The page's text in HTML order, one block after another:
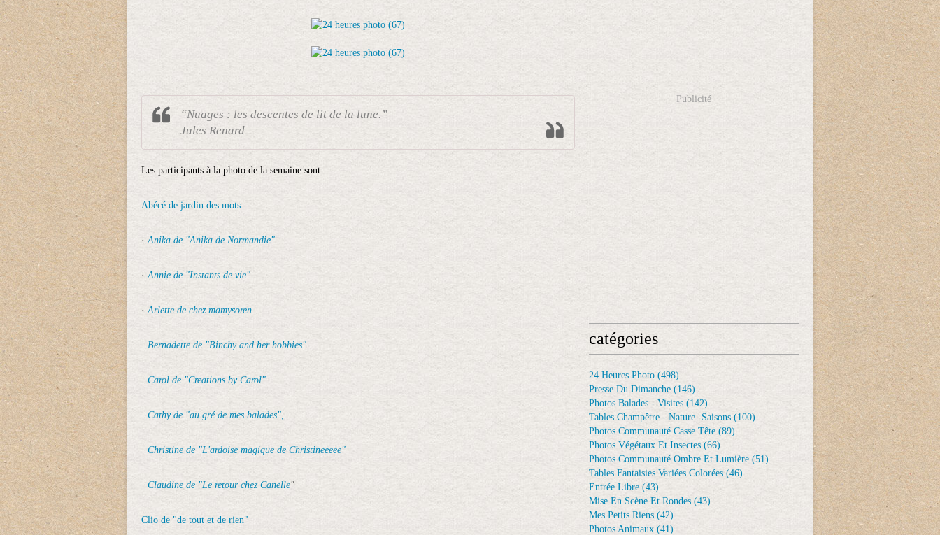
“Nuages : les descentes de lit de la lune.”
Jules Renard
Les participants à la photo de la semaine sont :
Abécé de jardin des mots
·Anika de "Anika de Normandie"
·Annie de "Instants de vie"
·Arlette de chez mamysoren
· Bernadette de "Binchy and her hobbies"
· Carol de "Creations by Carol"
· Cathy de "au gré de mes balades",
· Christine de "L'ardoise magique de Christineeeee"
· Claudine de "Le retour chez Canelle"
Clio de "de tout et de rien"
Publicité
catégories
24 Heures Photo (498)
Presse Du Dimanche (146)
Photos Balades - Visites (142)
Tables Champêtre - Nature -saisons (100)
Photos Communauté Casse Tête (89)
Photos Végétaux Et Insectes (66)
Photos Communauté Ombre Et Lumière (51)
Tables Fantaisies Variées Colorées (46)
Entrée Libre (43)
Mise En Scène Et Rondes (43)
Mes Petits Riens (42)
Photos Animaux (41)